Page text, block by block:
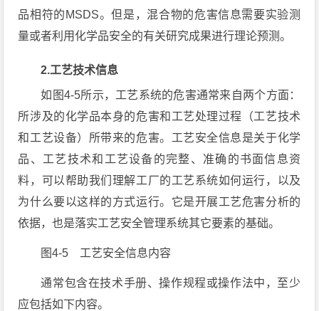
品相符的MSDS。但是，混合物的危害信息需要实验测
量或者利用化学品安全的有关研究成果进行理论预测。
2.工艺技术信息
如图4-5所示，工艺系统的危害通常来自两个方面：
所涉及的化学品本身的危害和工艺处理过程（工艺技术
和工艺设备）所带来的危害。工艺安全信息是关于化学
品、工艺技术和工艺设备的完整、准确的书面信息资
料，可以帮助我们理解工厂的工艺系统如何运行，以及
为什么要以这样的方式运行。它是开展工艺危害分析的
依据，也是落实工艺安全管理系统其它要素的基础。
图4-5 工艺安全信息内容
通常包含在技术手册、操作规程或操作法中，至少
应包括如下内容。